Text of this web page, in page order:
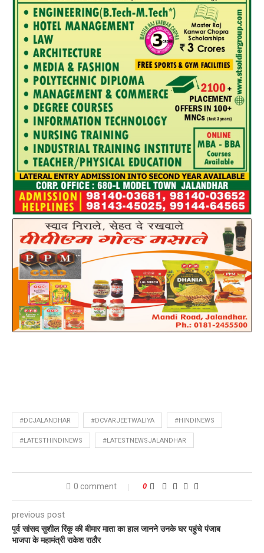
#DCJALANDHAR #DCVARJEETWALIYA #HINDINEWS
#LATESTHINDINEWS #LATESTNEWSJALANDHAR
0 comment 0
previous post
पूर्व सांसद सुशील रिंकू की बीमार माता का हाल जानने उनके घर पहुंचे पंजाब
भाजपा के महामंत्री राकेश राठौर